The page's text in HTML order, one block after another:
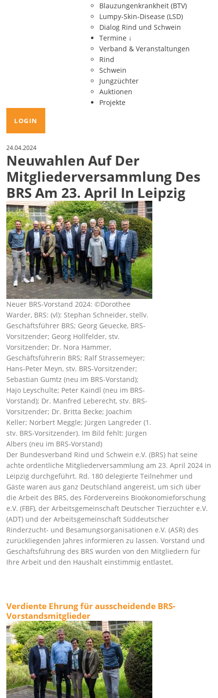
Blauzungenkrankheit (BTV)
Lumpy-Skin-Disease (LSD)
Dialog Rind und Schwein
Termine ↓
Verband & Veranstaltungen
Rind
Schwein
Jungzüchter
Auktionen
Projekte
LOGIN
24.04.2024
Neuwahlen Auf Der
Mitgliederversammlung Des
BRS Am 23. April In Leipzig
Neuer BRS-Vorstand 2024: ©Dorothee
Warder, BRS: (vl): Stephan Schneider, stellv.
Geschäftsführer BRS; Georg Geuecke, BRS-
Vorsitzender; Georg Hollfelder, stv.
Vorsitzender; Dr. Nora Hammer,
Geschäftsführerin BRS; Ralf Strassemeyer;
Hans-Peter Meyn, stv. BRS-Vorsitzender;
Sebastian Gumtz (neu im BRS-Vorstand);
Hajo Leyschulte; Peter Kaindl (neu im BRS-
Vorstand); Dr. Manfred Leberecht, stv. BRS-
Vorsitzender; Dr. Britta Becke; Joachim
Keller; Norbert Meggle; Jürgen Langreder (1.
stv. BRS-Vorsitzender). Im Bild fehlt: Jürgen
Albers (neu im BRS-Vorstand)
Der Bundesverband Rind und Schwein e.V. (BRS) hat seine
achte ordentliche Mitgliederversammlung am 23. April 2024 in
Leipzig durchgeführt. Rd. 180 delegierte Teilnehmer und
Gäste waren aus ganz Deutschland angereist, um sich über
die Arbeit des BRS, des Fördervereins Bioökonomieforschung
e.V. (FBF), der Arbeitsgemeinschaft Deutscher Tierzüchter e.V.
(ADT) und der Arbeitsgemeinschaft Süddeutscher
Rinderzucht- und Besamungsorganisationen e.V. (ASR) des
zurückliegenden Jahres informieren zu lassen. Vorstand und
Geschäftsführung des BRS wurden von den Mitgliedern für
Ihre Arbeit und den Haushalt einstimmig entlastet.
Verdiente Ehrung für ausscheidende BRS-
Vorstandsmitglieder